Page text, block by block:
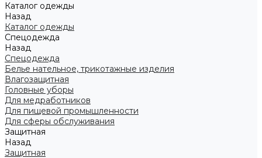
Каталог одежды
Назад
Каталог одежды
Спецодежда
Назад
Спецодежда
Белье нательное, трикотажные изделия
Влагозащитная
Головные уборы
Для медработников
Для пищевой промышленности
Для сферы обслуживания
Защитная
Назад
Защитная